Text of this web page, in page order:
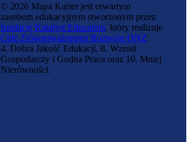
© 2026 Mapa Karier jest otwartym
zasobem edukacyjnym stworzonym przez
fundację Katalyst Education, który realizuje
Cele Zrównoważonego Rozwoju ONZ:
4. Dobra Jakość Edukacji, 8. Wzrost
Gospodarczy i Godna Praca oraz 10. Mniej
Nierówności.